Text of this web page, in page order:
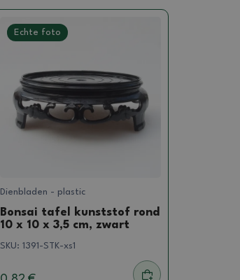
Echte foto
Dienbladen - plastic
Bonsai tafel kunststof rond
10 x 10 x 3,5 cm, zwart
SKU:1391-STK-xs1